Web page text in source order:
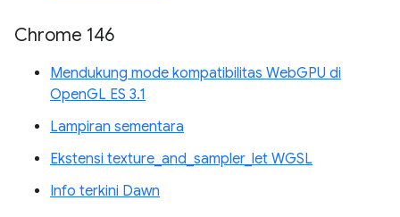
Chrome 146
Mendukung mode kompatibilitas WebGPU di
OpenGL ES 3.1
Lampiran sementara
Ekstensi texture_and_sampler_let WGSL
Info terkini Dawn